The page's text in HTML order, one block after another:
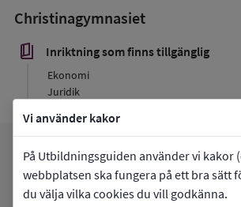
Vi använder kakor
På Utbildningsguiden använder vi kakor
webbplatsen ska fungera på ett bra sätt
du välja vilka cookies du vill godkänna.
Christinagymnasiet
book_5 Inriktning som finns tillgänglig
Ekonomi
Juridik
Gå tillChristinagymnasietarrow_forward